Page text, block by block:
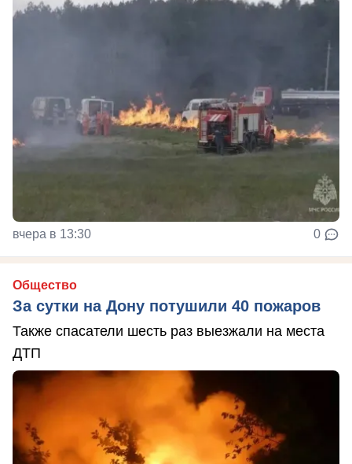
вчера в 13:30 0
Общество
За сутки на Дону потушили 40 пожаров
Также спасатели шесть раз выезжали на места
ДТП